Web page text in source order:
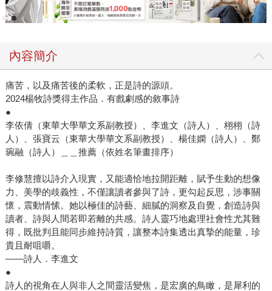
內容簡介
痛苦，以及痛苦後的柔軟，正是詩的源頭。
2024楊牧詩獎得主作品．有戲劇感的敘事詩
●
李依倩（東華大學華文系副教授）、李進文（詩人）、栩栩（詩
人）、張寶云（東華大學華文系副教授）、楊佳嫻（詩人）、鄭
琬融（詩人）＿＿推薦（依姓名筆畫排序）
李修慧擅以詩介入現實，又能適恰地拉開距離，賦予生動的想像
力、美學的歧義性，不僅讓讀者參與了詩，更勾起反思，涉事關
懷，震動情愫。她以極佳的詩藝、細膩的洞察及自覺，創造詩與
讀者、詩與人間若即若離的共感。詩人靈巧地處理社會性尤其難
得，既批判且能同步維持詩質，讓整本詩集透出真摯的能量，珍
貴且耐咀嚼。
——詩人．李進文
●
詩人的視角在人與非人之間靈活變焦，是宏廣的鳥瞰，是犀利的